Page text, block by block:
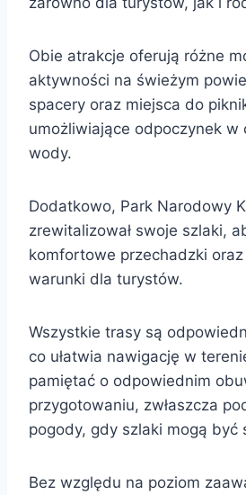
Obie atrakcje oferują różne
aktywności na świeżym
spacery oraz miejsca do
umożliwiające odpoczynek w
wody.
Dodatkowo, Park Narodowy
zrewitalizował swoje szlaki,
komfortowe przechadzki
warunki dla turystów.
Wszystkie trasy są
co ułatwia nawigację w
pamiętać o odpowiednim
przygotowaniu, zwłaszcza
pogody, gdy szlaki mogą być
Bez względu na poziom